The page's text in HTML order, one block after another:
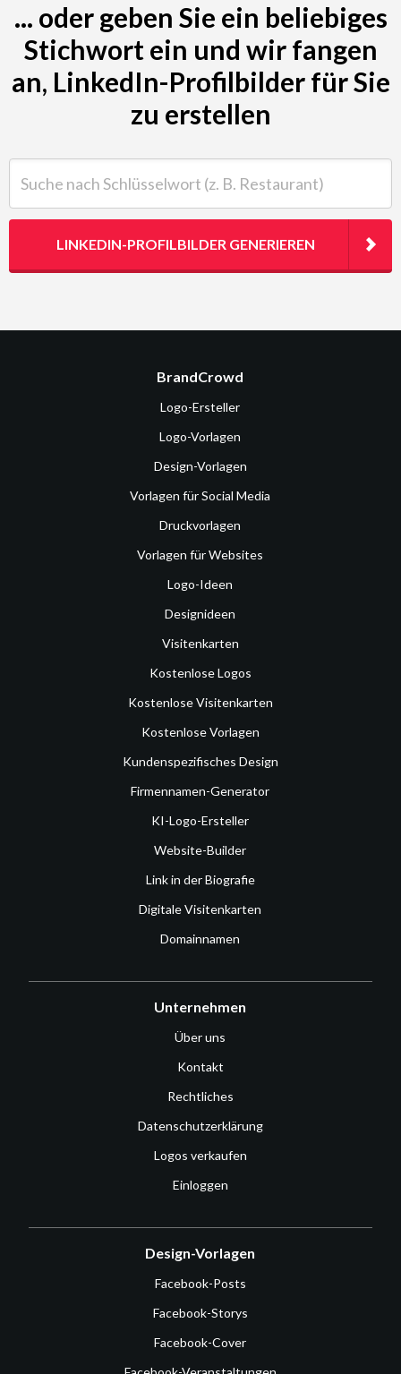
... oder geben Sie ein beliebiges
Stichwort ein und wir fangen
an, LinkedIn-Profilbilder für Sie
zu erstellen
LINKEDIN-PROFILBILDER GENERIEREN
BrandCrowd
Logo-Ersteller
Logo-Vorlagen
Design-Vorlagen
Vorlagen für Social Media
Druckvorlagen
Vorlagen für Websites
Logo-Ideen
Designideen
Visitenkarten
Kostenlose Logos
Kostenlose Visitenkarten
Kostenlose Vorlagen
Kundenspezifisches Design
Firmennamen-Generator
KI-Logo-Ersteller
Website-Builder
Link in der Biografie
Digitale Visitenkarten
Domainnamen
Unternehmen
Über uns
Kontakt
Rechtliches
Datenschutzerklärung
Logos verkaufen
Einloggen
Design-Vorlagen
Facebook-Posts
Facebook-Storys
Facebook-Cover